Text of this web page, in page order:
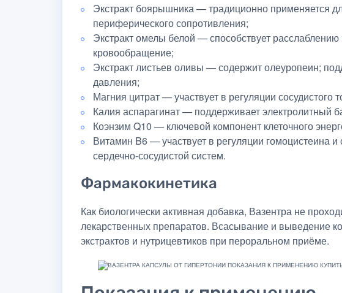
Экстракт боярышника — традиционно применяется
периферического сопротивления;
Экстракт омелы белой — способствует
кровообращение;
Экстракт листьев оливы — содержит олеуропеин;
давления;
Магния цитрат — участвует в регуляции
Калия аспарагинат — поддерживает электролитный
Коэнзим Q10 — ключевой компонент клеточного
Витамин B6 — участвует в регуляции гомоцистеина
сердечно-сосудистой систем.
Фармакокинетика
Как биологически активная добавка, Вазентра не
лекарственных препаратов. Всасывание и выведение
экстрактов и нутрицевтиков при пероральном приёме.